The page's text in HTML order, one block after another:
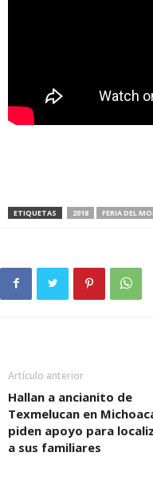
ETIQUETAS 2018 FERIA DEL
Artículo anterior
Hallan a ancianito de
Texmelucan en
piden apoyo para
a sus familiares